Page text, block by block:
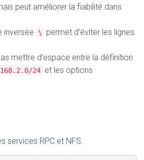
peut améliorer la fiabilité dans
inversée
\
permet d’éviter les lignes
mettre d’espace entre la définition
24 et les options
services RPC et NFS.